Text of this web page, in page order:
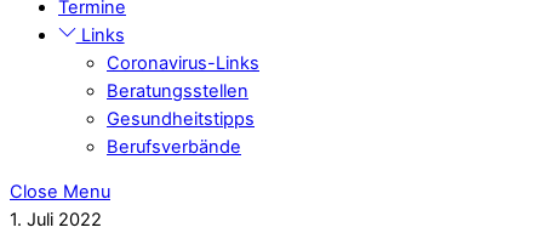
Termine
Links
Coronavirus-Links
Beratungsstellen
Gesundheitstipps
Berufsverbände
Close Menu
1. Juli 2022